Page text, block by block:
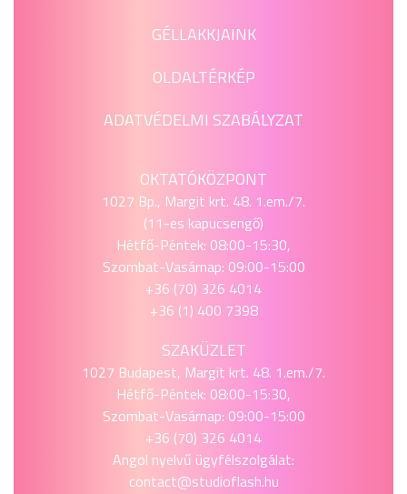
GÉLLAKKJAINK
OLDALTÉRKÉP
ADATVÉDELMI SZABÁLYZAT
OKTATÓKÖZPONT
1027 Bp., Margit krt. 48. 1.em./7.
(11-es kapucsengő)
Hétfő-Péntek: 08:00-15:30,
Szombat-Vasárnap: 09:00-15:00
+36 (70) 326 4014
+36 (1) 400 7398
SZAKÜZLET
1027 Budapest, Margit krt. 48. 1.em./7.
Hétfő-Péntek: 08:00-15:30,
Szombat-Vasárnap: 09:00-15:00
+36 (70) 326 4014
Angol nyelvű ügyfélszolgálat:
contact@studioflash.hu